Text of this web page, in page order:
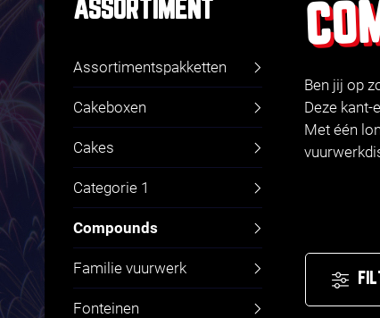
ASSORTIMENT
Assortimentspakketten
Cakeboxen
Cakes
Categorie 1
Compounds
Familie vuurwerk
Fonteinen
Ben jij op
Deze
Met één